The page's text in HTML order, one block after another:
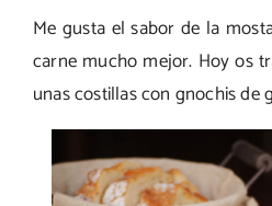
Me gusta el sabor de la
carne mucho mejor. Hoy os
unas costillas con gnochis de